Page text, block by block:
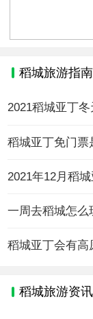
稻城旅游指南
2021稻城亚丁
稻城亚丁免门票
2021年12月稻
一周去稻城怎么
稻城旅游资讯